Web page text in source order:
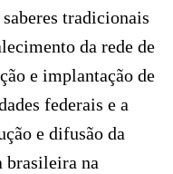
tradicionais
da rede de
e implantação de
federais e a
e difusão da
brasileira na